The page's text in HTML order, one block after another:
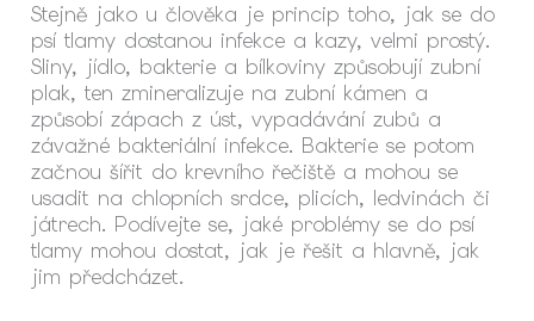
Stejně jako u člověka je princip toho, jak se do
psí tlamy dostanou infekce a kazy, velmi prostý.
Sliny, jídlo, bakterie a bílkoviny způsobují zubní
plak, ten zmineralizuje na zubní kámen a
způsobí zápach z úst, vypadávání zubů a
závažné bakteriální infekce. Bakterie se potom
začnou šířit do krevního řečiště a mohou se
usadit na chlopních srdce, plicích, ledvinách či
játrech. Podívejte se, jaké problémy se do psí
tlamy mohou dostat, jak je řešit a hlavně, jak
jim předcházet.